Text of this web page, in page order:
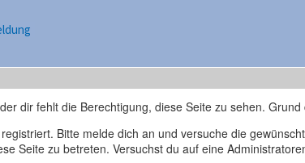
dir fehlt die Berechtigung, diese Seite zu sehen.
Bitte melde dich an und versuche die
Seite zu betreten. Versuchst du auf eine